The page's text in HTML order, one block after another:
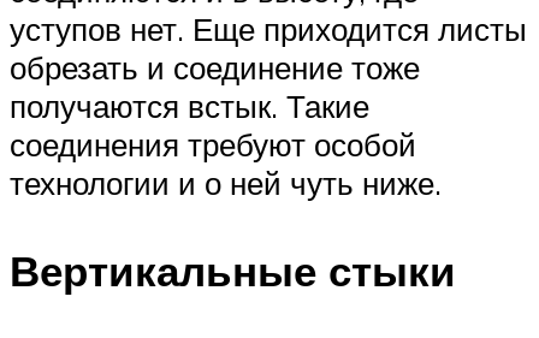
уступов нет. Еще приходится листы
обрезать и соединение тоже
получаются встык. Такие
соединения требуют особой
технологии и о ней чуть ниже.
Вертикальные стыки